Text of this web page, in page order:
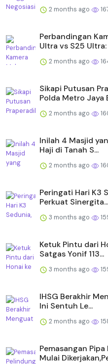
2 months ago
Perbandingan
Ultra vs S25 Ultra:
2 months ago
Sikapi Putusan
Polda Metro Jaya
2 months ago
Inilah 4 Masjid
Haji di Tanah S...
2 months ago
Peringati Hari K3
Perkuat Sinergita...
3 months ago
Ketuk Pintu dari
Satgas Yonif 113...
3 months ago
IHSG Berakhir
Ini Sentuh Le...
2 months ago
Pemasangan
Mulai